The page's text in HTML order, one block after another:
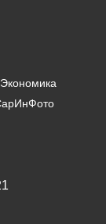
Экономика